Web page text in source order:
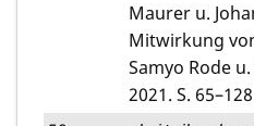
Maurer u.
Mitwirkung
Samyo Rode
2021. S.